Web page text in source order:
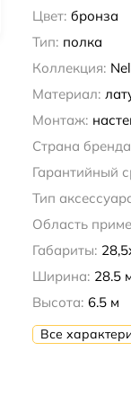
Цвет: бронза
Тип: полка
Коллекция:
Материал:
Монтаж:
Страна
Гарантийный
Тип
Область
Габариты:
Ширина: 28.5
Высота: 6.5 м
Все